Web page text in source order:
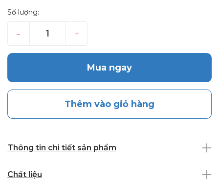
Số lượng:
– +
Mua ngay
Thêm vào giỏ hàng
Thông tin chi tiết sản phẩm
Chất liệu